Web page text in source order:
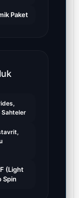
Paket
Sahteler
(Light
Spin